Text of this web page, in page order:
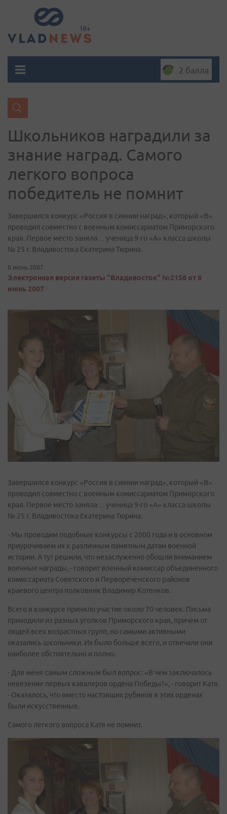
2 балла
Школьников наградили за
знание наград. Самого
легкого вопроса
победитель не помнит
Завершился конкурс «Россия в сиянии наград», который «В»
проводил совместно с военным комиссариатом Приморского
края. Первое место заняла… ученица 9-го «А» класса школы
№ 25 г. Владивостока Екатерина Тюрина.
8 июнь 2007
Электронная версия газеты "Владивосток" №2156 от 8
июнь 2007
Завершился конкурс «Россия в сиянии наград», который «В»
проводил совместно с военным комиссариатом Приморского
края. Первое место заняла… ученица 9-го «А» класса школы
№ 25 г. Владивостока Екатерина Тюрина.
- Мы проводим подобные конкурсы с 2000 года и в основном
приурочиваем их к различным памятным датам военной
истории. А тут решили, что незаслуженно обошли вниманием
военные награды, - говорит военный комиссар объединенного
комиссариата Советского и Первореченского районов
краевого центра полковник Владимир Котенков.
Всего в конкурсе приняло участие около 70 человек. Письма
приходили из разных уголков Приморского края, причем от
людей всех возрастных групп, но самыми активными
оказались школьники. Их было больше всего, и отвечали они
наиболее обстоятельно и полно.
- Для меня самым сложным был вопрос: «В чем заключалось
невезение первых кавалеров ордена Победы?», - говорит Катя.
- Оказалось, что вместо настоящих рубинов в этих орденах
были искусственные.
Самого легкого вопроса Катя не помнит.